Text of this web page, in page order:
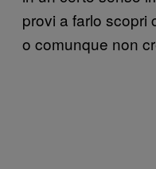
provi a farlo scopri
o comunque non